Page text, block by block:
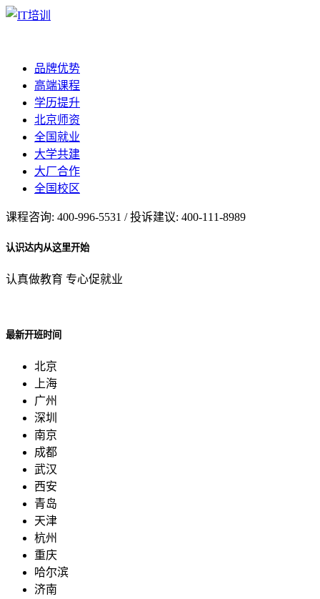
品牌优势
高端课程
学历提升
北京师资
全国就业
大学共建
大厂合作
全国校区
课程咨询: 400-996-5531 / 投诉建议: 400-111-8989
认识达内从这里开始
认真做教育 专心促就业
最新开班时间
北京
上海
广州
深圳
南京
成都
武汉
西安
青岛
天津
杭州
重庆
哈尔滨
济南